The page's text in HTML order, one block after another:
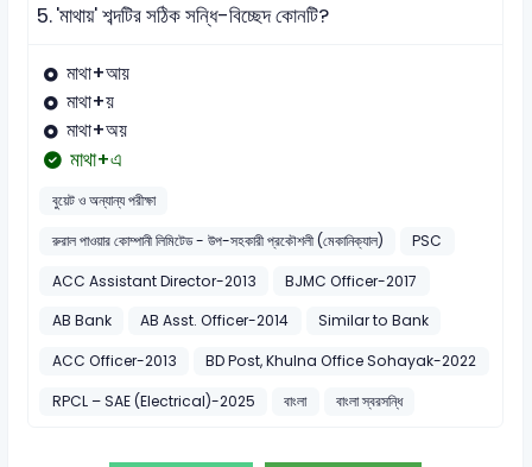
5.'মাথায়' শব্দটির সঠিক সন্ধি-বিচ্ছেদ কোনটি?
মাথা+আয়
মাথা+য়
মাথা+অয়
মাথা+এ
বুয়েট ও অন্যান্য পরীক্ষা
রুরাল পাওয়ার কোম্পানী লিমিটেড - উপ-সহকারী প্রকৌশলী (মেকানিক্যাল)
PSC
ACC Assistant Director-2013
BJMC Officer-2017
AB Bank
AB Asst. Officer-2014
Similar to Bank
ACC Officer-2013
BD Post, Khulna Office Sohayak-2022
RPCL – SAE (Electrical)-2025
বাংলা বাংলা স্বরসন্ধি